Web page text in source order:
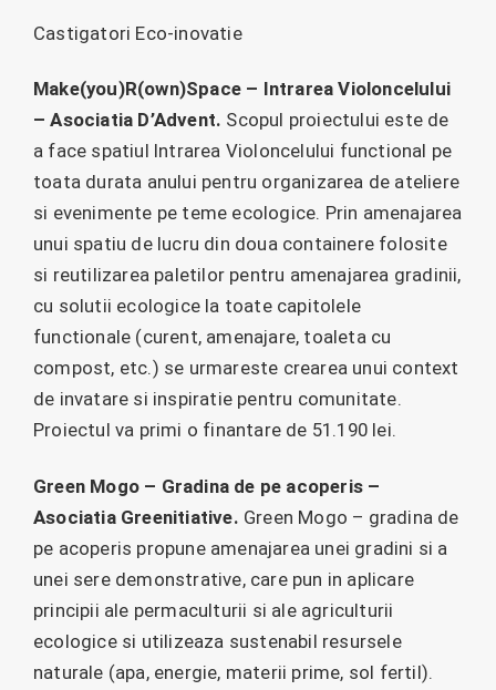
Castigatori Eco-inovatie
Make(you)R(own)Space – Intrarea Violoncelului
– Asociatia D’Advent. Scopul proiectului este de
a face spatiul Intrarea Violoncelului functional pe
toata durata anului pentru organizarea de ateliere
si evenimente pe teme ecologice. Prin amenajarea
unui spatiu de lucru din doua containere folosite
si reutilizarea paletilor pentru amenajarea gradinii,
cu solutii ecologice la toate capitolele
functionale (curent, amenajare, toaleta cu
compost, etc.) se urmareste crearea unui context
de invatare si inspiratie pentru comunitate.
Proiectul va primi o finantare de 51.190 lei.
Green Mogo – Gradina de pe acoperis –
Asociatia Greenitiative. Green Mogo – gradina de
pe acoperis propune amenajarea unei gradini si a
unei sere demonstrative, care pun in aplicare
principii ale permaculturii si ale agriculturii
ecologice si utilizeaza sustenabil resursele
naturale (apa, energie, materii prime, sol fertil).